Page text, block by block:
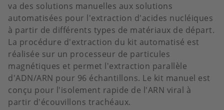
va des solutions manuelles aux solutions
automatisées pour l'extraction d'acides nucléiques
à partir de différents types de matériaux de départ.
La procédure d'extraction du kit automatisé est
réalisée sur un processeur de particules
magnétiques et permet l'extraction parallèle
d'ADN/ARN pour 96 échantillons. Le kit manuel est
conçu pour l'isolement rapide de l'ARN viral à
partir d'écouvillons trachéaux.